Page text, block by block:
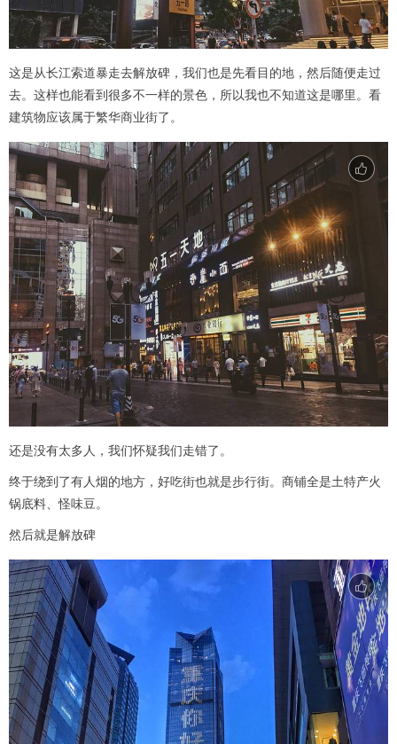
这是从长江索道暴走去解放碑，我们也是先看目的地，然后随便走过
去。这样也能看到很多不一样的景色，所以我也不知道这是哪里。看
建筑物应该属于繁华商业街了。
还是没有太多人，我们怀疑我们走错了。
终于绕到了有人烟的地方，好吃街也就是步行街。商铺全是土特产火
锅底料、怪味豆。
然后就是解放碑